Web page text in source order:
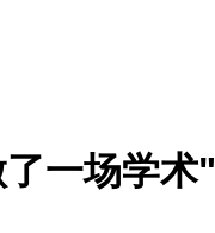
一场学术"